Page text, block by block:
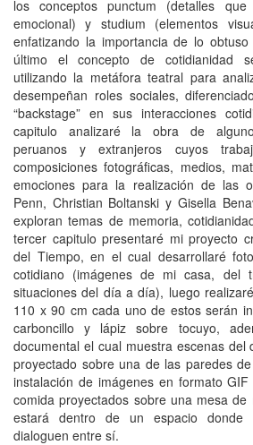
los conceptos punctum (detalles
emocional) y studium (elementos
enfatizando la importancia de lo
último el concepto de cotidianidad
utilizando la metáfora teatral para
desempeñan roles sociales,
“backstage” en sus interacciones
capitulo analizaré la obra de
peruanos y extranjeros cuyos
composiciones fotográficas, medios,
emociones para la realización de las
Penn, Christian Boltanski y Gisella
exploran temas de memoria,
tercer capitulo presentaré mi proyecto
del Tiempo, en el cual desarrollaré
cotidiano (imágenes de mi casa, del
situaciones del día a día), luego
110 x 90 cm cada uno de estos serán
carboncillo y lápiz sobre tocuyo,
documental el cual muestra escenas
proyectado sobre una de las paredes
instalación de imágenes en formato
comida proyectados sobre una mesa de
estará dentro de un espacio
dialoguen entre sí.